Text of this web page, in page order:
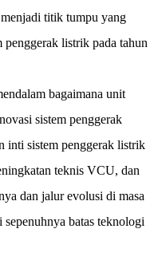
titik tumpu yang
penggerak listrik pada tahun
bagaimana unit
sistem penggerak
inti sistem penggerak listrik
teknis VCU, dan
dan jalur evolusi di masa
sepenuhnya batas teknologi